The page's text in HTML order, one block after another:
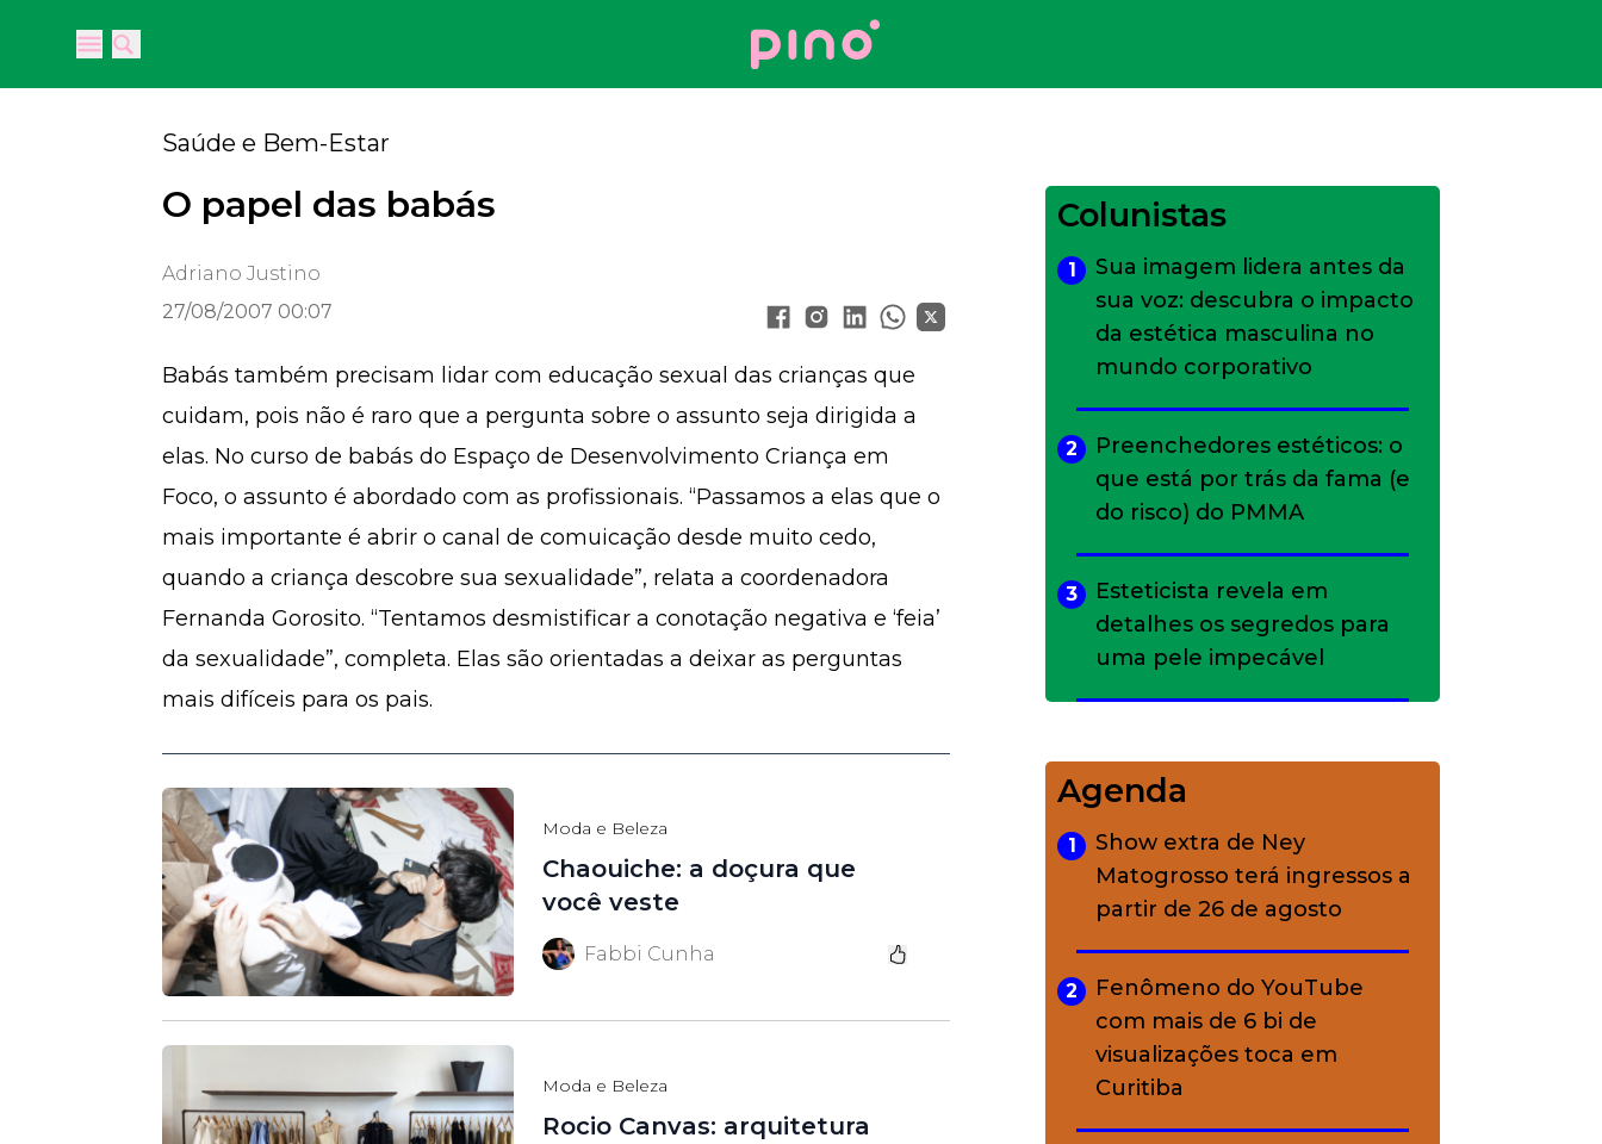
Open main menu
Open main menu
Your Company
Saúde e Bem-Estar
O papel das babás
Adriano Justino
27/08/2007 00:07
Babás também precisam lidar com educação sexual das crianças que
cuidam, pois não é raro que a pergunta sobre o assunto seja dirigida a
elas. No curso de babás do Espaço de Desenvolvimento Criança em
Foco, o assunto é abordado com as profissionais. “Passamos a elas que o
mais importante é abrir o canal de comuicação desde muito cedo,
quando a criança descobre sua sexualidade”, relata a coordenadora
Fernanda Gorosito. “Tentamos desmistificar a conotação negativa e ‘feia’
da sexualidade”, completa. Elas são orientadas a deixar as perguntas
mais difíceis para os pais.
Moda e Beleza
Chaouiche: a doçura que
você veste
Fabbi Cunha
Moda e Beleza
Rocio Canvas: arquitetura
Colunistas
1
Sua imagem lidera antes da
sua voz: descubra o impacto
da estética masculina no
mundo corporativo
2
Preenchedores estéticos: o
que está por trás da fama (e
do risco) do PMMA
3
Esteticista revela em
detalhes os segredos para
uma pele impecável
charme rústico que
conquistou o luxo
A ciência por trás da
skincare: a função de cada
ativo
Agenda
1
Show extra de Ney
Matogrosso terá ingressos a
partir de 26 de agosto
2
Fenômeno do YouTube
com mais de 6 bi de
visualizações toca em
Curitiba